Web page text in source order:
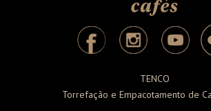
TENCO
Torrefação e Empacotamento de